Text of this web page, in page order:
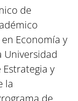
de
Economía y
Universidad
y
la
de